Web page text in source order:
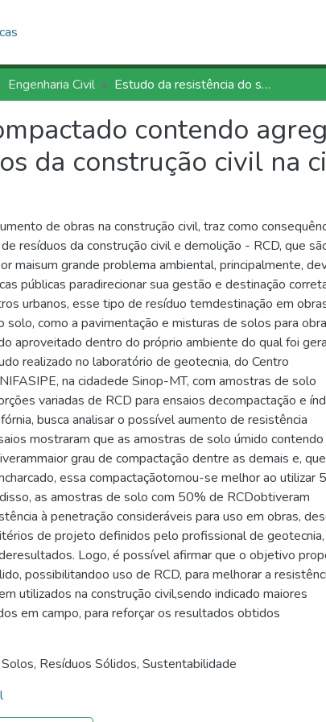
Engenharia Civil Estudo da resistência do solo compactado contendo agregados provenientes dos resíduos sólidos da construção civil na cidade de Sinop-MT
contendo
da construção civil na
de obras na construção civil, traz como
resíduos da construção civil e demolição - RCD, que
maisum grande problema ambiental, principalmente,
públicas paradirecionar sua gestão e destinação
urbanos, esse tipo de resíduo temdestinação em
solo, como a pavimentação e misturas de solos para
aproveitado dentro do próprio ambiente do qual foi
realizado no laboratório de geotecnia, do Centro
na cidadede Sinop-MT, com amostras de solo
variadas de RCD para ensaios decompactação e
busca analisar o possível aumento de resistência
mostraram que as amostras de solo úmido contendo
grau de compactação dentre as demais e, que
essa compactaçãotornou-se melhor ao utilizar
as amostras de solo com 50% de RCDobtiveram
à penetração consideráveis para uso em obras,
de projeto definidos pelo profissional de geotecnia,
Logo, é possível afirmar que o objetivo
possibilitandoo uso de RCD, para melhorar a
utilizados na construção civil,sendo indicado maiores
em campo, para reforçar os resultados obtidos
, Resíduos Sólidos, Sustentabilidade